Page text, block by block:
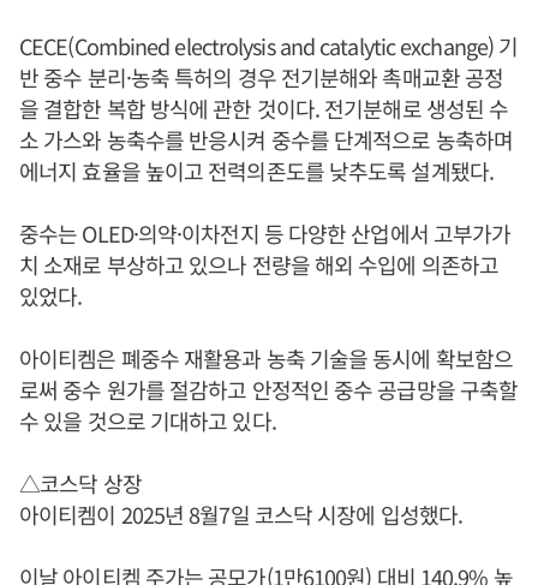
CECE(Combined electrolysis and catalytic exchange) 기
반 중수 분리·농축 특허의 경우 전기분해와 촉매교환 공정
을 결합한 복합 방식에 관한 것이다. 전기분해로 생성된 수
소 가스와 농축수를 반응시켜 중수를 단계적으로 농축하며
에너지 효율을 높이고 전력의존도를 낮추도록 설계됐다.
중수는 OLED·의약·이차전지 등 다양한 산업에서 고부가가
치 소재로 부상하고 있으나 전량을 해외 수입에 의존하고
있었다.
아이티켐은 폐중수 재활용과 농축 기술을 동시에 확보함으
로써 중수 원가를 절감하고 안정적인 중수 공급망을 구축할
수 있을 것으로 기대하고 있다.
△코스닥 상장
아이티켐이 2025년 8월7일 코스닥 시장에 입성했다.
이날 아이티켐 주가는 공모가(1만6100원) 대비 140.9% 높